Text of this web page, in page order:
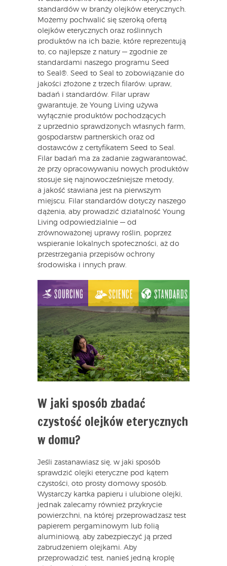
standardów w branży olejków eterycznych.
Możemy pochwalić się szeroką ofertą
olejków eterycznych oraz roślinnych
produktów na ich bazie, które reprezentują
to, co najlepsze z natury — zgodnie ze
standardami naszego programu Seed
to Seal®. Seed to Seal to zobowiązanie do
jakości złożone z trzech filarów: upraw,
badań i standardów. Filar upraw
gwarantuje, że Young Living używa
wyłącznie produktów pochodzących
z uprzednio sprawdzonych własnych farm,
gospodarstw partnerskich oraz od
dostawców z certyfikatem Seed to Seal.
Filar badań ma za zadanie zagwarantować,
że przy opracowywaniu nowych produktów
stosuje się najnowocześniejsze metody,
a jakość stawiana jest na pierwszym
miejscu. Filar standardów dotyczy naszego
dążenia, aby prowadzić działalność Young
Living odpowiedzialnie — od
zrównoważonej uprawy roślin, poprzez
wspieranie lokalnych społeczności, aż do
przestrzegania przepisów ochrony
środowiska i innych praw.
W jaki sposób zbadać
czystość olejków eterycznych
w domu?
Jeśli zastanawiasz się, w jaki sposób
sprawdzić olejki eteryczne pod kątem
czystości, oto prosty domowy sposób.
Wystarczy kartka papieru i ulubione olejki,
jednak zalecamy również przykrycie
powierzchni, na której przeprowadzasz test
papierem pergaminowym lub folią
aluminiową, aby zabezpieczyć ją przed
zabrudzeniem olejkami. Aby
przeprowadzić test, nanieś jedną kroplę